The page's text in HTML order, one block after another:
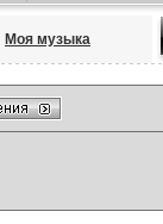
Моя музыка